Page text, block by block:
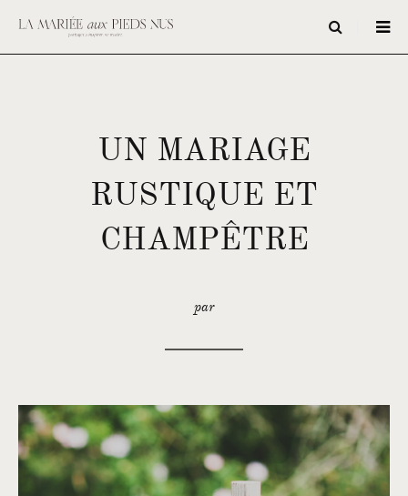
UN MARIAGE
RUSTIQUE ET
CHAMPÊTRE
par